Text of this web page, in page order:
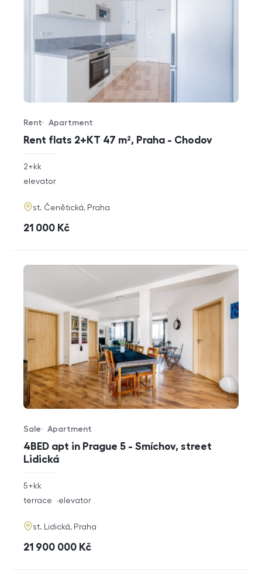
Rent flats 2+KT 47 m², Praha - Chodov
Offer type
Rent
Property type
Apartment
rozměry
2+kk
funkce
elevator
adresa
st. Čenětická, Praha
cena
21 000 Kč
4BED apt in Prague 5 - Smíchov, street
Lidická
Offer type
Sale
Property type
Apartment
rozměry
disposition
5+kk
funkce
terrace elevator
adresa
st. Lidická, Praha
cena
21 900 000 Kč